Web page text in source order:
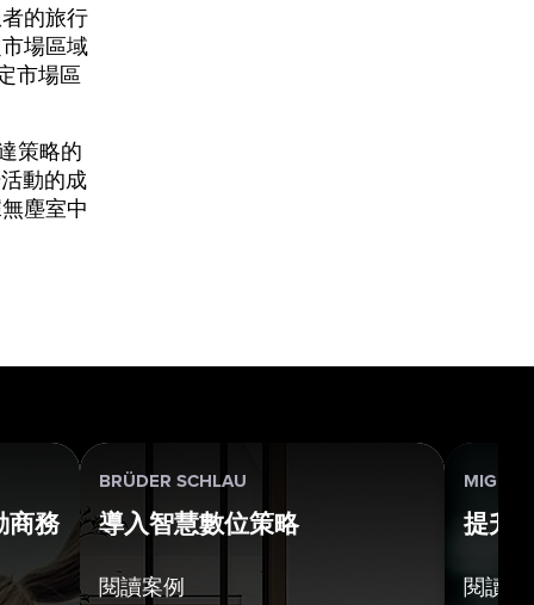
的旅行
場區域
市場區
策略的
動的成
塵室中
商務
BRÜDER SCHLAU
導入智慧數位策略
閱讀案例
MIGROS
提升
閱讀案